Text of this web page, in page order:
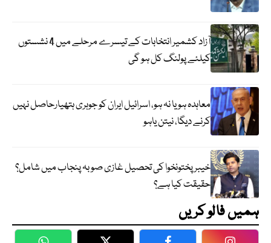
آزاد کشمیر انتخابات کے تیسرے مرحلے میں 4 نشستوں
کیلئے پولنگ کل ہو گی
معاہدہ ہو یا نہ ہو، اسرائیل ایران کو جوہری ہتھیارحاصل نہیں
کرنے دیگا، نیتن یاہو
خیبر پختونخوا کی تحصیل غازی صوبہ پنجاب میں شامل؟
حقیقت کیا ہے؟
ہمیں فالو کریں